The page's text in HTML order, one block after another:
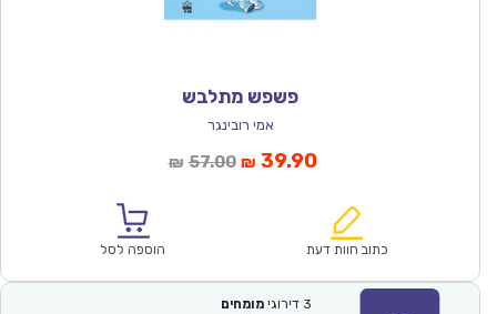
פשפש מתלבש
אמי רובינגר
₪ 57.00המחיר
₪57.00.
₪ 39.90המחיר
הוא:
כתוב חוות דעת הוספה לסל
3 דירוגי מומחים